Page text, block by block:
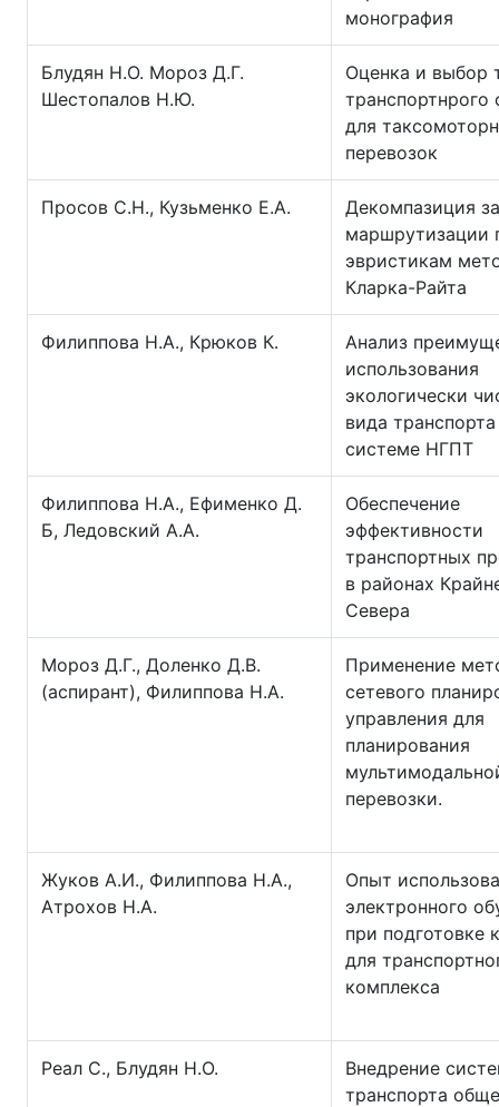
монография
Блудян Н.О. Мороз Д.Г.
Шестопалов Н.Ю.
Оценка и выбор
транспортнрого
для
перевозок
Просов С.Н., Кузьменко Е.А.
Декомпазиция
маршрутизации
эвристикам
Кларка-Райта
Филиппова Н.А., Крюков К.
Анализ
использования
экологически
вида
системе НГПТ
Филиппова Н.А., Ефименко Д.
Б, Ледовский А.А.
Обеспечение
эффективности
транспортных
в районах
Севера
Мороз Д.Г., Доленко Д.В.
(аспирант), Филиппова Н.А.
Применение
сетевого
управления для
планирования
перевозки.
Жуков А.И., Филиппова Н.А.,
Атрохов Н.А.
Опыт
электронного
при подготовке
для
комплекса
Реал С., Блудян Н.О.
Внедрение
транспорта